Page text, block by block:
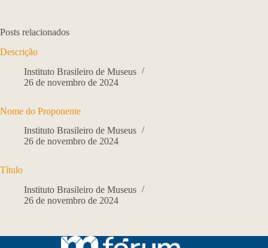
Posts relacionados
Descrição
Instituto Brasileiro de Museus
26 de novembro de 2024
Nome do Proponente
Instituto Brasileiro de Museus
26 de novembro de 2024
Título
Instituto Brasileiro de Museus
26 de novembro de 2024